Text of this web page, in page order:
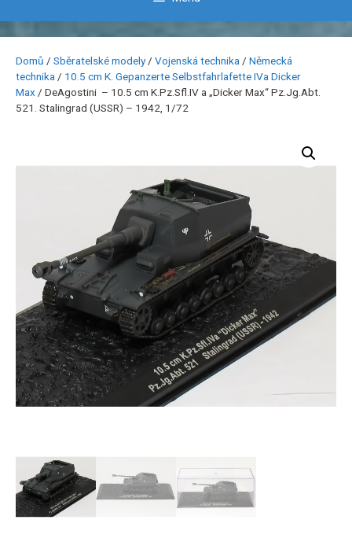
Domů / Sběratelské modely / Vojenská technika / Německá
technika / 10.5 cm K. Gepanzerte Selbstfahrlafette IVa Dicker
Max / DeAgostini – 10.5 cm K.Pz.Sfl.IV a „Dicker Max“ Pz.Jg.Abt.
521. Stalingrad (USSR) – 1942, 1/72